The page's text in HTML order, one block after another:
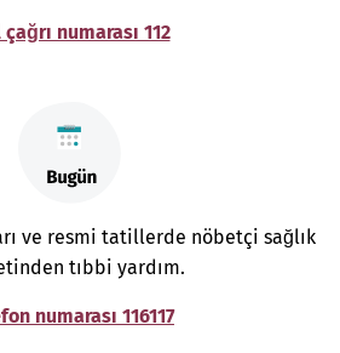
numarası 112
ve resmi tatillerde nöbetçi sağlık
tıbbi yardım.
numarası 116117